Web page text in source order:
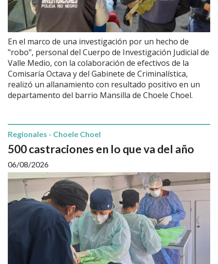
En el marco de una investigación por un hecho de
"robo", personal del Cuerpo de Investigación Judicial de
Valle Medio, con la colaboración de efectivos de la
Comisaría Octava y del Gabinete de Criminalística,
realizó un allanamiento con resultado positivo en un
departamento del barrio Mansilla de Choele Choel.
500 castraciones en lo que va del año
Regionales - Choele Choel
06/08/2026